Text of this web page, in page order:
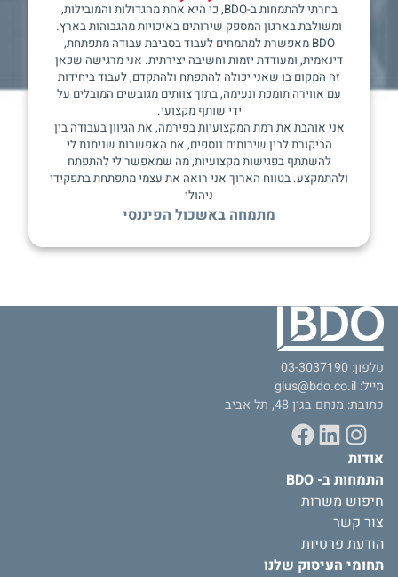
בחרתי להתמחות ב-BDO, כי היא אחת מהגדולות והמובילות,
ומשולבת בארגון המספק שירותים באיכויות מהגבוהות בארץ.
BDO מאפשרת למתמחים לעבוד בסביבת עבודה מתפתחת,
דינאמית, ומעודדת יזמות וחשיבה יצירתית. אני מרגישה שכאן
זה המקום בו שאני יכולה להתפתח ולהתקדם, לעבוד ביחידות
עם אווירה תומכת ונעימה, בתוך צוותים מגובשים המובלים על
ידי שותף מקצועי.
אני אוהבת את רמת המקצועיות בפירמה, את הגיוון בעבודה בין
הביקורת לבין שירותים נוספים, את האפשרות שניתנת לי
להשתתף בפגישות מקצועיות, מה שמאפשר לי להתפתח
ולהתמקצע. בטווח הארוך אני רואה את עצמי מתפתחת בתפקידי
ניהולי
מתמחה באשכול הפיננסי
טלפון: 03-3037190
מייל: gius@bdo.co.il
כתובת: מנחם בגין 48, תל אביב
Instagram
LinkedIn
Facebook
אודות
התמחות ב- BDO
חיפוש משרות
צור קשר
הודעת פרטיות
תחומי העיסוק שלנו